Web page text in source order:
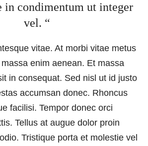
in condimentum ut integer
vel. “
vitae. At morbi vitae metus
enim aenean. Et massa
in consequat. Sed nisl ut id justo
accumsan donec. Rhoncus
facilisi. Tempor donec orci
Tellus at augue dolor proin
Tristique porta et molestie vel